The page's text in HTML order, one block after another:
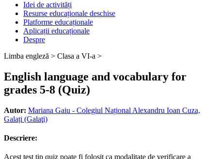
Idei de activități
Resurse educaționale deschise
Platforme educaționale
Aplicații educaționale
Despre
Limba engleză > Clasa a VI-a >
English language and vocabulary for
grades 5-8 (Quiz)
Autor: Mariana Gaiu - Colegiul Național Alexandru Ioan Cuza,
Galați (Galaţi)
Descriere:
Acest test tip quiz poate fi folosit ca modalitate de verificare a